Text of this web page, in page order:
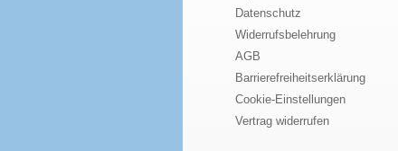
Datenschutz
Widerrufsbelehrung
AGB
Barrierefreiheitserklärung
Cookie-Einstellungen
Vertrag widerrufen